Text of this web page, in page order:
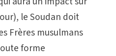
le Soudan doit
Frères musulmans
forme